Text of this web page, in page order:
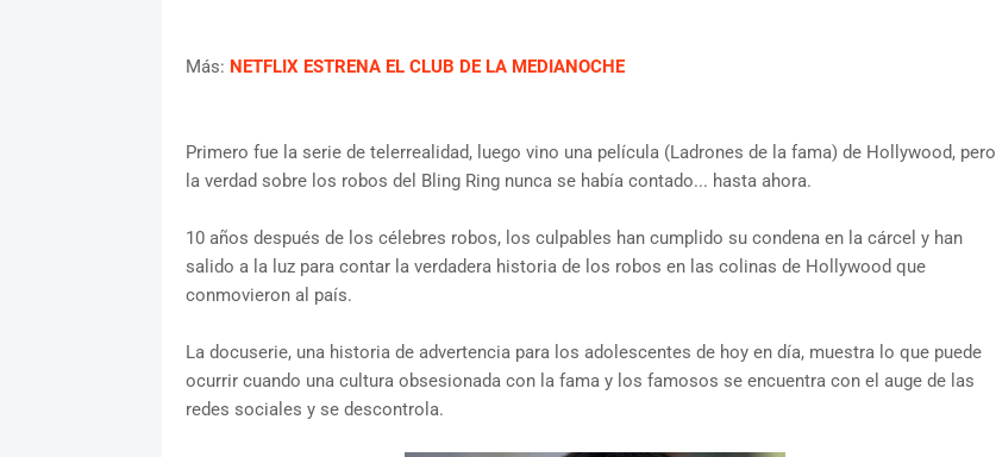
Más: NETFLIX ESTRENA EL CLUB DE LA MEDIANOCHE
Primero fue la serie de telerrealidad, luego vino una película (Ladrones de la fama) de Hollywood, pero
la verdad sobre los robos del Bling Ring nunca se había contado... hasta ahora.
10 años después de los célebres robos, los culpables han cumplido su condena en la cárcel y han
salido a la luz para contar la verdadera historia de los robos en las colinas de Hollywood que
conmovieron al país.
La docuserie, una historia de advertencia para los adolescentes de hoy en día, muestra lo que puede
ocurrir cuando una cultura obsesionada con la fama y los famosos se encuentra con el auge de las
redes sociales y se descontrola.